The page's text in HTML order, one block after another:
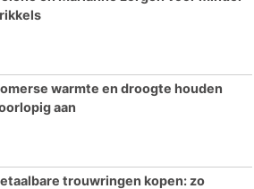
warmte en droogte houden
aan
trouwringen kopen: zo